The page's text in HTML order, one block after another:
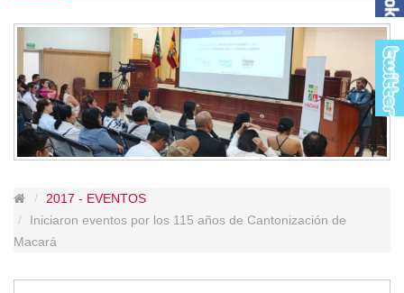
2017 - EVENTOS
Iniciaron eventos por los 115 años de Cantonización de
Macará
Contáctenos
Macará
Cantón
Himno a Macará
Símbolos Patrios
Gastronomía
Lugares Turísticos
Parques